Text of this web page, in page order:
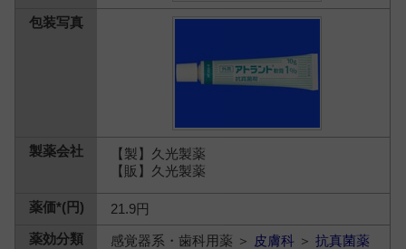
【製】久光製薬
【販】久光製薬
21.9円
感覚器系・歯科用薬 ＞ 皮膚科 ＞抗真菌薬